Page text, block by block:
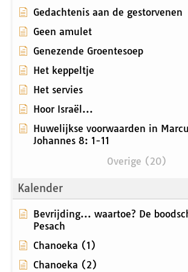
Gedachtenis aan de gestorvenen
Geen amulet
Genezende Groentesoep
Het keppeltje
Het servies
Hoor Israël...
Huwelijkse voorwaarden in
Johannes 8: 1-11
Overige (20)
Kalender
Bevrijding... waartoe? De
Pesach
Chanoeka (1)
Chanoeka (2)